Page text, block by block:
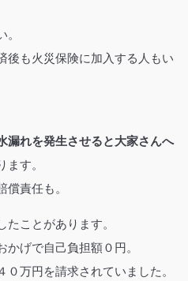
。
後も火災保険に加入する人もい
漏れを発生させると大家さんへ
ます。
償責任も。
ことがあります。
げで自己負担額０円。
０万円を請求されていました。